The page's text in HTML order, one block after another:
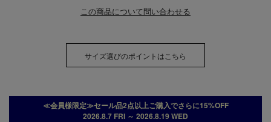
この商品について問い合わせる
サイズ選びのポイントはこちら
≪会員様限定≫セール品2点以上ご購入でさらに15%OFF
2026.8.7 FRI ～ 2026.8.19 WED